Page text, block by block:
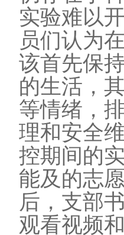
实验难以
员们认为
该首先保
的生活，
等情绪，
理和安全
控期间的
能及的志
后，支部
观看视频